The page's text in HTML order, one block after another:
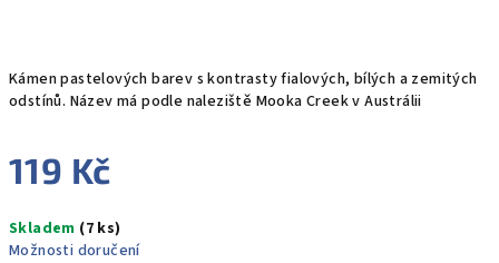
Kámen pastelových barev s kontrasty fialových, bílých a zemitých
odstínů. Název má podle naleziště Mooka Creek v Austrálii
119 Kč
cena:
Skladem (7 ks)
Možnosti doručení